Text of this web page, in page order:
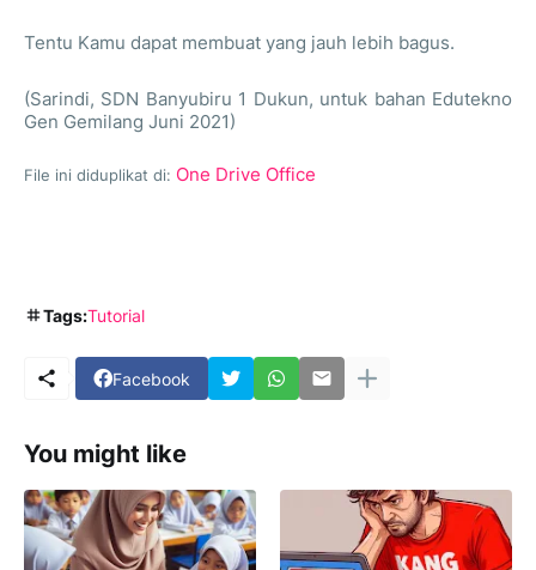
Tentu Kamu dapat membuat yang jauh lebih bagus.
(Sarindi, SDN Banyubiru 1 Dukun, untuk bahan Edutekno
Gen Gemilang Juni 2021)
File ini diduplikat di: One Drive Office
Tags:Tutorial
Facebook
You might like